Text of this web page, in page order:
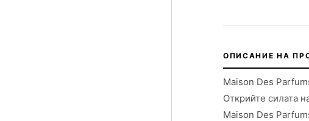
ОПИСАНИЕ НА
Maison Des
Открийте силата
Maison Des